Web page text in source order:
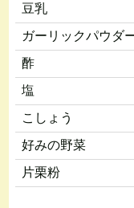
豆乳
ガーリックパウダ
酢
塩
こしょう
好みの野菜
片栗粉